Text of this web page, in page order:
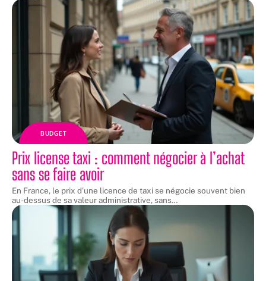
BUDGET
Prix license taxi : comment négocier à l’achat
sans se faire avoir
En France, le prix d'une licence de taxi se négocie souvent bien
au-dessus de sa valeur administrative, sans…